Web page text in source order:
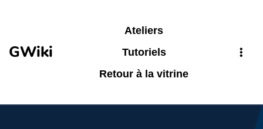
GWiki
Ateliers
Tutoriels
Retour à la vitrine